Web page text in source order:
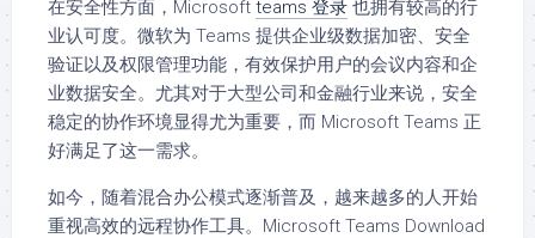
在安全性方面，Microsoft teams 登录 也拥有较高的行
业认可度。微软为 Teams 提供企业级数据加密、安全
验证以及权限管理功能，有效保护用户的会议内容和企
业数据安全。尤其对于大型公司和金融行业来说，安全
稳定的协作环境显得尤为重要，而 Microsoft Teams 正
好满足了这一需求。
如今，随着混合办公模式逐渐普及，越来越多的人开始
重视高效的远程协作工具。Microsoft Teams Download